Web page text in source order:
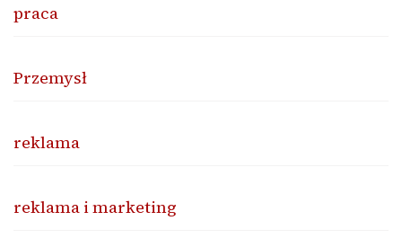
praca
Przemysł
reklama
reklama i marketing